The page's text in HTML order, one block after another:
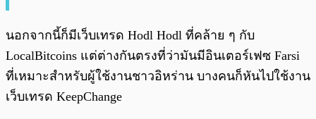
นอกจากนี้ก็มีเว็บเทรด Hodl Hodl ที่คล้าย ๆ กับ
LocalBitcoins แต่ต่างกันตรงที่ว่ามันมีอินเตอร์เฟซ Farsi
ที่เหมาะสำหรับผู้ใช้งานชาวอิหร่าน บางคนก็หันไปใช้งาน
เว็บเทรด KeepChange